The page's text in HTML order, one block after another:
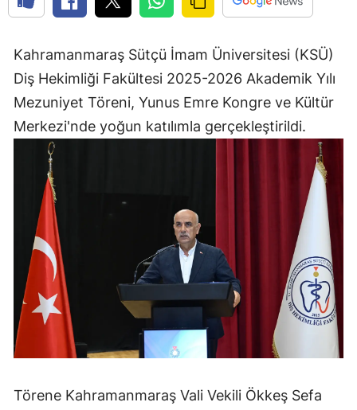
Kahramanmaraş Sütçü İmam Üniversitesi (KSÜ)
Diş Hekimliği Fakültesi 2025-2026 Akademik Yılı
Mezuniyet Töreni, Yunus Emre Kongre ve Kültür
Merkezi'nde yoğun katılımla gerçekleştirildi.
Törene Kahramanmaraş Vali Vekili Ökkeş Sefa